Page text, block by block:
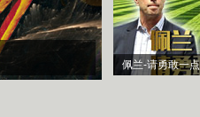
佩兰-请勇敢一点